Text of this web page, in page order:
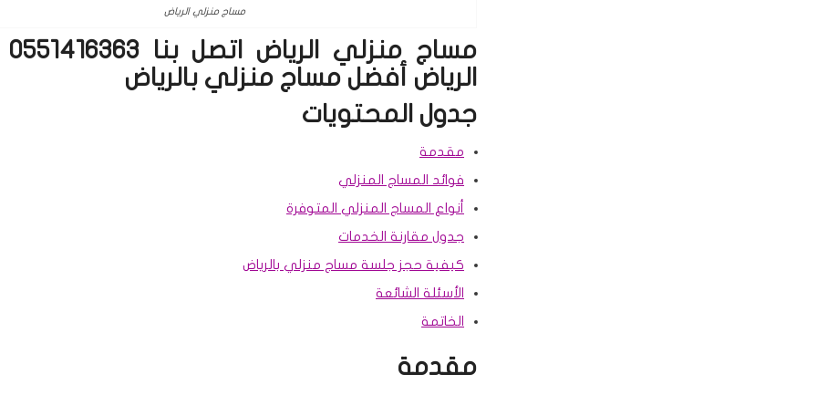
مساج منزلي الرياض
الرياض أفضل مساج منزلي بالرياض
جدول المحتويات
مقدمة
فوائد المساج المنزلي
أنواع المساج المنزلي المتوفرة
جدول مقارنة الخدمات
كيفية حجز جلسة مساج منزلي بالرياض
الأسئلة الشائعة
الخاتمة
مقدمة